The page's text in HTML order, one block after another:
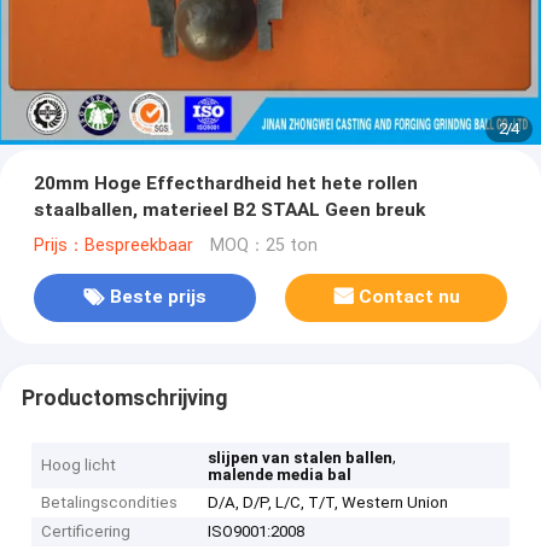
2/4
20mm Hoge Effecthardheid het hete rollen
staalballen, materieel B2 STAAL Geen breuk
Prijs：Bespreekbaar MOQ：25 ton
Beste prijs Contact nu
Productomschrijving
Hoog licht slijpen van stalen ballen,
malende media bal
Betalingscondities
D/A, D/P, L/C, T/T, Western Union
Certificering
ISO9001:2008